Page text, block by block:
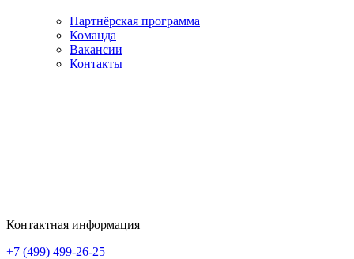
Партнёрская программа
Команда
Вакансии
Контакты
Контактная информация
+7 (499) 499-26-25